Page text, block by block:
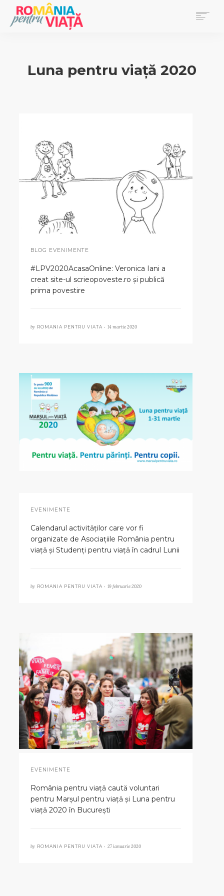
DONEAZĂLuna pentru viață 2020
BLOG EVENIMENTE
#LPV2020AcasaOnline: Veronica Iani a
creat site-ul scrieopoveste.ro și publică
prima povestire
by ROMANIA PENTRU VIATA • 14 martie 2020
EVENIMENTE
Calendarul activităților care vor fi
organizate de Asociațiile România pentru
viață și Studenți pentru viață în cadrul Lunii
by ROMANIA PENTRU VIATA • 19 februarie 2020
EVENIMENTE
România pentru viață caută voluntari
pentru Marșul pentru viață și Luna pentru
viață 2020 în București
by ROMANIA PENTRU VIATA • 27 ianuarie 2020